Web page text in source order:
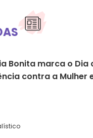
Bonita marca o Dia
contra a Mulher